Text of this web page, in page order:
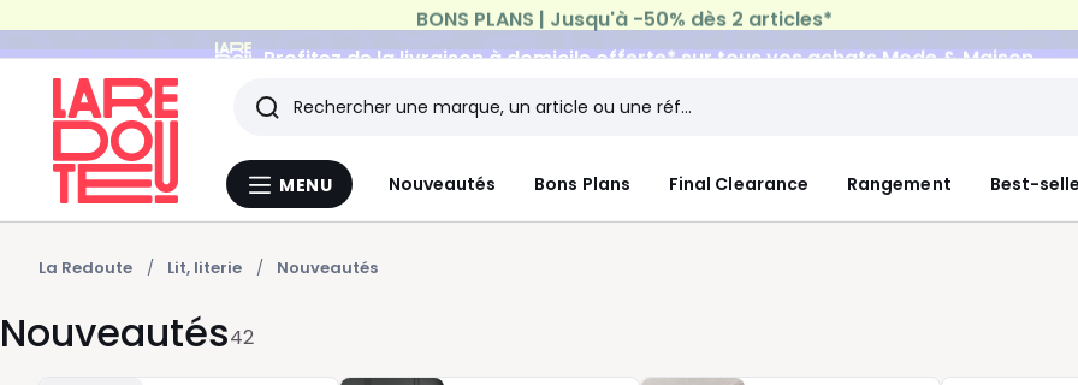
Profitez de la livraison à domicile offerte*sur tous vos achats Mode & Maison
Menu
MENU Nouveautés Bons Plans Final Clearance Rangement Best-
Rechercher
Les
derniers
articles
consultés
La Redoute Lit, literie Nouveautés
Nouveautés42